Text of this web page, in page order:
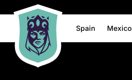
Spain Mexico